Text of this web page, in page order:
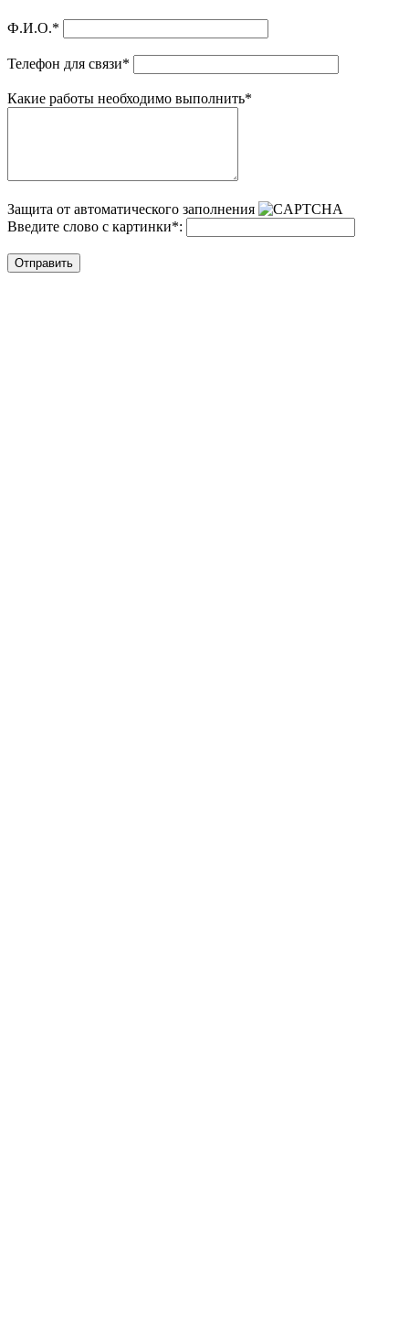
Ф.И.О.*
Телефон для связи*
Какие работы необходимо выполнить*
Защита от автоматического заполнения
Введите слово с картинки*:
Отправить